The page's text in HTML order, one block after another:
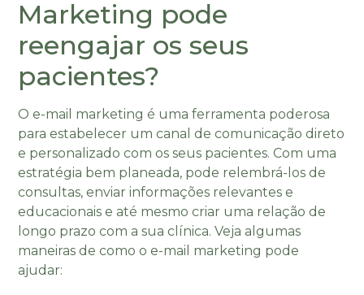
Marketing pode
reengajar os seus
pacientes?
O e-mail marketing é uma ferramenta poderosa
para estabelecer um canal de comunicação direto
e personalizado com os seus pacientes. Com uma
estratégia bem planeada, pode relembrá-los de
consultas, enviar informações relevantes e
educacionais e até mesmo criar uma relação de
longo prazo com a sua clínica. Veja algumas
maneiras de como o e-mail marketing pode
ajudar: